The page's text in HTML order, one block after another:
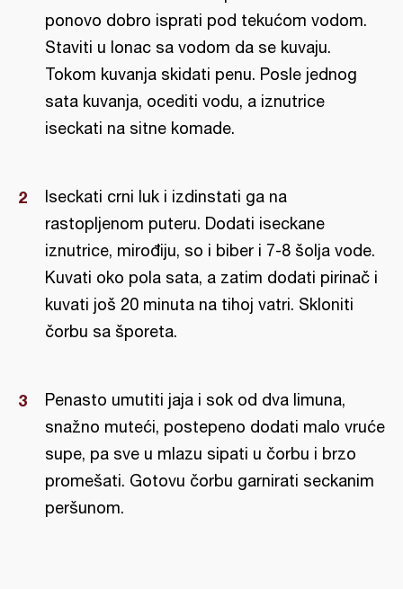
ponovo dobro isprati pod tekućom vodom.
Staviti u lonac sa vodom da se kuvaju.
Tokom kuvanja skidati penu. Posle jednog
sata kuvanja, ocediti vodu, a iznutrice
iseckati na sitne komade.
Iseckati crni luk i izdinstati ga na
rastopljenom puteru. Dodati iseckane
iznutrice, mirođiju, so i biber i 7-8 šolja vode.
Kuvati oko pola sata, a zatim dodati pirinač i
kuvati još 20 minuta na tihoj vatri. Skloniti
čorbu sa šporeta.
Penasto umutiti jaja i sok od dva limuna,
snažno muteći, postepeno dodati malo vruće
supe, pa sve u mlazu sipati u čorbu i brzo
promešati. Gotovu čorbu garnirati seckanim
peršunom.